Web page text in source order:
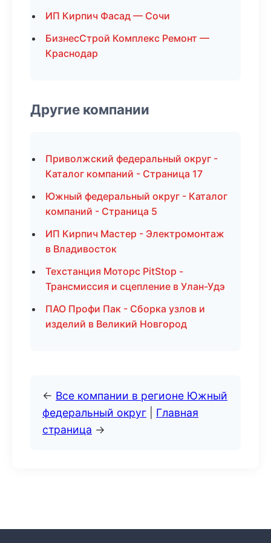
ИП Кирпич Фасад — Сочи
БизнесСтрой Комплекс Ремонт —
Краснодар
Другие компании
Приволжский федеральный округ -
Каталог компаний - Страница 17
Южный федеральный округ - Каталог
компаний - Страница 5
ИП Кирпич Мастер - Электромонтаж
в Владивосток
Техстанция Моторс PitStop -
Трансмиссия и сцепление в Улан-Удэ
ПАО Профи Пак - Сборка узлов и
изделий в Великий Новгород
← Все компании в регионе Южный
федеральный округ
Главная
страница →